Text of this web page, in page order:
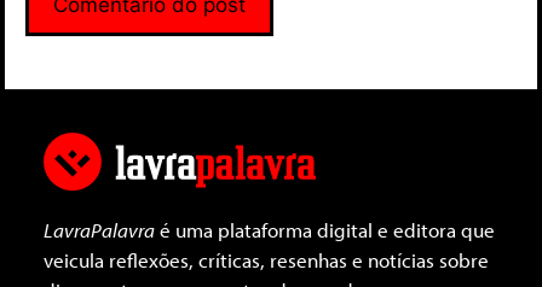
LavraPalavraé uma plataforma digital e editora que
veicula reflexões, críticas, resenhas e notícias sobre